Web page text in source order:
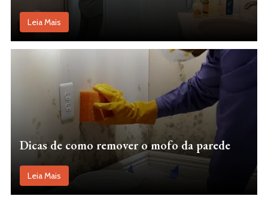
Leia Mais
Dicas de como remover o mofo da parede
Leia Mais